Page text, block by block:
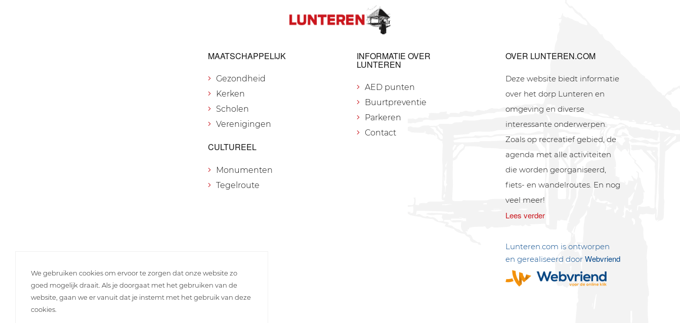
MAATSCHAPPELIJK
Gezondheid
Kerken
Scholen
Verenigingen
CULTUREEL
Monumenten
Tegelroute
INFORMATIE OVER
LUNTEREN
AED punten
Buurtpreventie
Parkeren
Contact
OVER LUNTEREN.COM
Deze website biedt informatie
over het dorp Lunteren en
omgeving en diverse
interessante onderwerpen.
Zoals op recreatief gebied, de
agenda met alle activiteiten
die worden georganiseerd,
fiets- en wandelroutes. En nog
veel meer!
Lees verder
Lunteren.com is ontworpen
en gerealiseerd doorWebvriend
We gebruiken cookies om ervoor te zorgen dat onze website zo
goed mogelijk draait. Als je doorgaat met het gebruiken van de
website, gaan we er vanuit dat je instemt met het gebruik van deze
cookies.